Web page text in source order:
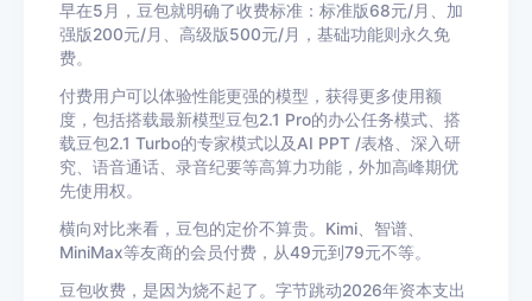
早在5月，豆包就明确了收费标准：标准版68元/月、加
强版200元/月、高级版500元/月，基础功能则永久免
费。
付费用户可以体验性能更强的模型，获得更多使用额
度，包括搭载最新模型豆包2.1 Pro的办公任务模式、搭
载豆包2.1 Turbo的专家模式以及AI PPT /表格、深入研
究、语音通话、录音纪要等高算力功能，外加高峰期优
先使用权。
横向对比来看，豆包的定价不算贵。Kimi、智谱、
MiniMax等友商的会员付费，从49元到79元不等。
豆包收费，是因为烧不起了。字节跳动2026年资本支出